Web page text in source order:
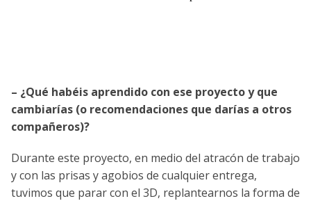
– ¿Qué habéis aprendido con ese proyecto y que
cambiarías (o recomendaciones que darías a otros
compañeros)?
Durante este proyecto, en medio del atracón de trabajo
y con las prisas y agobios de cualquier entrega,
tuvimos que parar con el 3D, replantearnos la forma de